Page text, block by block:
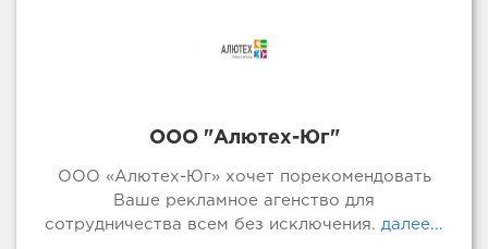
ООО "Алютех-Юг"
ООО «Алютех-Юг» хочет порекомендовать
Ваше рекламное агенство для
сотрудничества всем без исключения. далее...